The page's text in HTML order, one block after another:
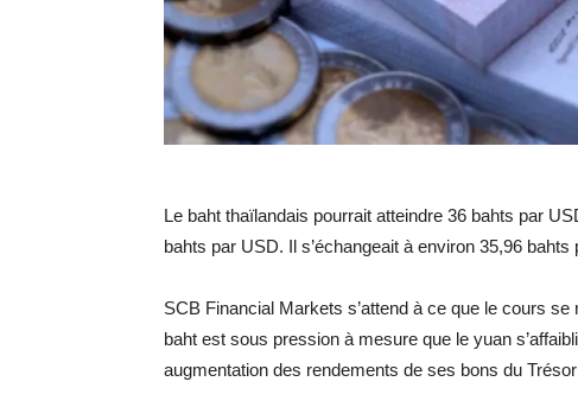
Le baht thaïlandais pourrait atteindre 36 bahts par
bahts par USD. Il s’échangeait à environ 35,96
SCB Financial Markets s’attend à ce que le cours
baht est sous pression à mesure que le yuan
augmentation des rendements de ses bons du